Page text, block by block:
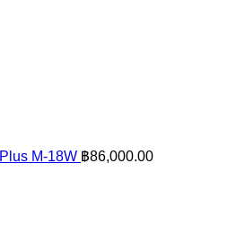
M-18W ฿86,000.00